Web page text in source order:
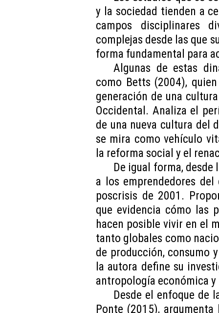
y la sociedad tienden a
campos disciplinares
complejas desde las que
forma fundamental para
Algunas de estas
como Betts (2004),
generación de una
Occidental. Analiza el
de una nueva cultura del
se mira como vehículo
la reforma social y el
De igual forma, desde
a los emprendedores
poscrisis de 2001.
que evidencia cómo las
hacen posible vivir en el
tanto globales como
de producción, consumo
la autora define su
antropología económica y
Desde el enfoque de
Ponte (2015),